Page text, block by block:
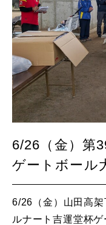
6/26（金）第
ゲートボール
6/26（金）山田高
ルナート吉運堂杯